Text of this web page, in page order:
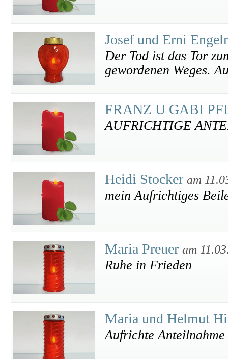
Josef und Erni
Der Tod ist das Tor
gewordenen Weges.
FRANZ U GABI
AUFRICHTIGE
Heidi Stocker am
mein Aufrichtiges
Maria Preuer am
Ruhe in Frieden
Maria und Helmut
Aufrichte Anteilnahme